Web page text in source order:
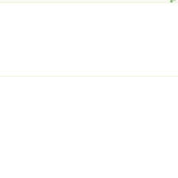
Zum